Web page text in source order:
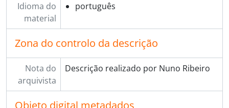
Idioma do
material
português
Zona do controlo da descrição
Nota do
arquivista
Descrição realizado por Nuno Ribeiro
Objeto digital metadados